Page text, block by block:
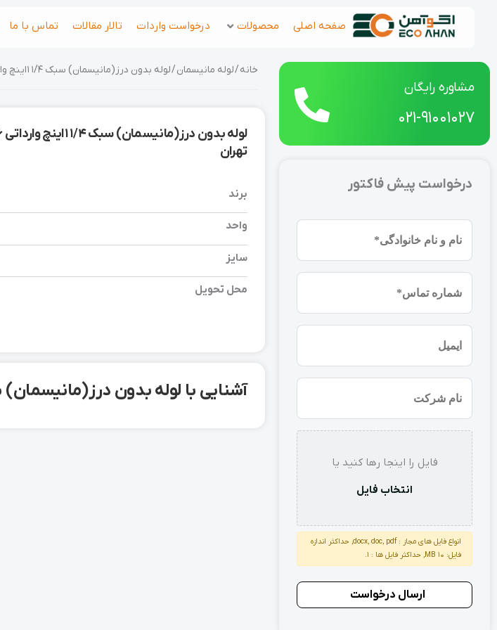
صفحه اصلی محصولات درخواست واردات تالار مقالات تماس با ما
مشاوره رایگان
021-91001027
درخواست پیش فاکتور
نام
خانوادگی
(ضروری)
موبایل
(ضروری)
شرکت
استعلام
فایل را اینجا رها کنید یا
انتخاب فایل
انواع فایل های مجاز : docx, doc, pdf, حداکثر اندازه
فایل: 10 MB, حداکثر فایل ها : 1.
خانه/لوله مانیسمان/ لوله بدون درز(مانیسمان) سبک ۱/۴ ۱ اینچ وارداتی 6 متری بنگاه تهران
تهران
برند
واحد
سایز
محل تحویل
آشنایی با لوله بدون درز(مانیسمان) سبک ۱/۴ ۱ اینچ وارداتی 6 متری